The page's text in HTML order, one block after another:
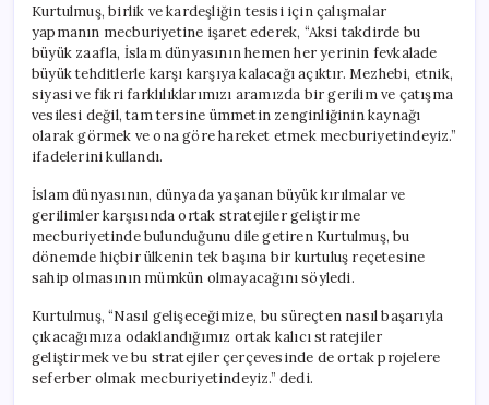
Kurtulmuş, birlik ve kardeşliğin tesisi için çalışmalar
yapmanın mecburiyetine işaret ederek, “Aksi takdirde bu
büyük zaafla, İslam dünyasının hemen her yerinin fevkalade
büyük tehditlerle karşı karşıya kalacağı açıktır. Mezhebi, etnik,
siyasi ve fikri farklılıklarımızı aramızda bir gerilim ve çatışma
vesilesi değil, tam tersine ümmetin zenginliğinin kaynağı
olarak görmek ve ona göre hareket etmek mecburiyetindeyiz.”
ifadelerini kullandı.
İslam dünyasının, dünyada yaşanan büyük kırılmalar ve
gerilimler karşısında ortak stratejiler geliştirme
mecburiyetinde bulunduğunu dile getiren Kurtulmuş, bu
dönemde hiçbir ülkenin tek başına bir kurtuluş reçetesine
sahip olmasının mümkün olmayacağını söyledi.
Kurtulmuş, “Nasıl gelişeceğimize, bu süreçten nasıl başarıyla
çıkacağımıza odaklandığımız ortak kalıcı stratejiler
geliştirmek ve bu stratejiler çerçevesinde de ortak projelere
seferber olmak mecburiyetindeyiz.” dedi.